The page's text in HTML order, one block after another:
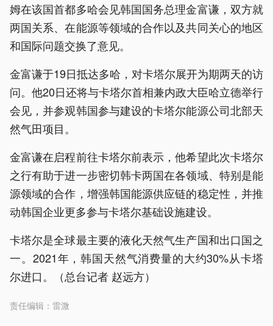
姆在该国首都多哈会见韩国国务总理金富谦，双方就
两国关系、在能源等领域的合作以及共同关心的地区
和国际问题交换了意见。
金富谦于19日抵达多哈，对卡塔尔展开为期两天的访
问。他20日还将与卡塔尔首相兼内政大臣哈立德举行
会见，并参观韩国参与建设的卡塔尔能源公司北部天
然气田项目。
金富谦在启程前往卡塔尔前表示，他希望此次卡塔尔
之行有助于进一步密切韩卡两国在各领域、特别是能
源领域的合作，增强韩国能源供应链的稳定性，并推
动韩国企业更多参与卡塔尔基础设施建设。
卡塔尔是全球最主要的液化天然气生产国和出口国之
一。2021年，韩国天然气消费量的大约30%从卡塔
尔进口。（总台记者 赵远方）
责任编辑： 雷溦